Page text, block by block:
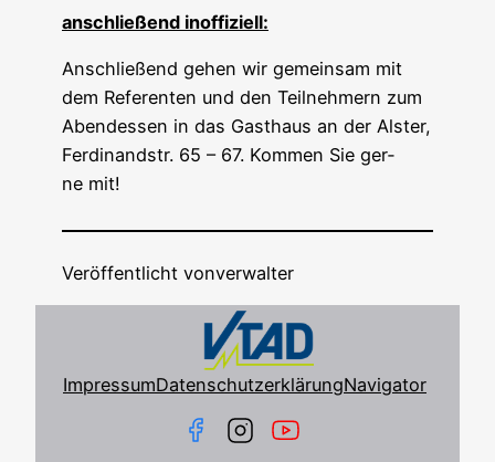
anschlie­ßend inoffiziell:
Anschlie­ßend gehen wir gemein­sam mit
dem Refe­ren­ten und den Teil­neh­mern zum
Abend­essen in das Gast­haus an der Als­ter,
Fer­di­nandstr. 65 – 67. Kom­men Sie ger­
ne mit!
Veröffentlicht vonverwalter
ImpressumDatenschutzerklärungNavigator